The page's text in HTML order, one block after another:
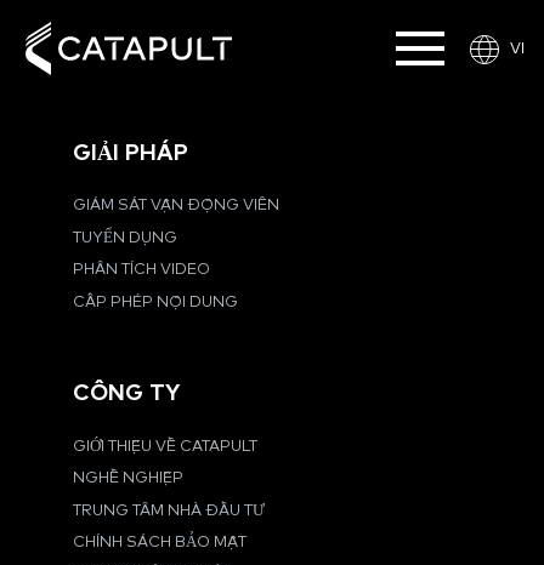
VI
GIẢI PHÁP
GIÁM SÁT VẬN ĐỘNG VIÊN
TUYỂN DỤNG
PHÂN TÍCH VIDEO
CẤP PHÉP NỘI DUNG
CÔNG TY
GIỚI THIỆU VỀ CATAPULT
NGHỀ NGHIỆP
TRUNG TÂM NHÀ ĐẦU TƯ
CHÍNH SÁCH BẢO MẬT